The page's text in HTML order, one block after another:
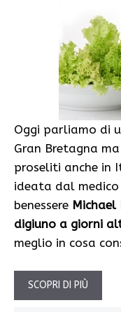
Oggi parliamo di
Gran Bretagna
proseliti anche
ideata dal
benessere Michael
digiuno a giorni
meglio in cosa
SCOPRI DI PIÙ